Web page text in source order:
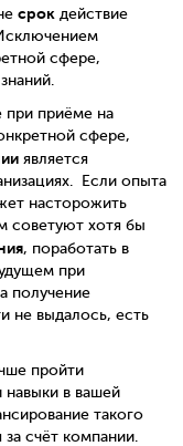
срок действие
сфере,
при приёме на
сфере,
является
Если опыта
насторожить
советуют хотя бы
, поработать в
при
получение
не выдалось, есть
пройти
навыки в вашей
такого
счёт компании.